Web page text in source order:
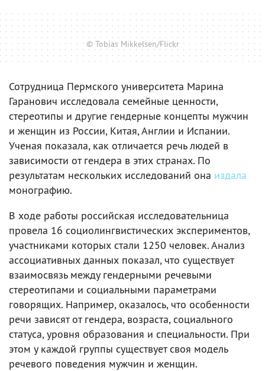
© Tobias Mikkelsen/Flickr
Сотрудница Пермского университета Марина
Гаранович исследовала семейные ценности,
стереотипы и другие гендерные концепты мужчин
и женщин из России, Китая, Англии и Испании.
Ученая показала, как отличается речь людей в
зависимости от гендера в этих странах. По
результатам нескольких исследований она издала
монографию.
В ходе работы российская исследовательница
провела 16 социолингвистических экспериментов,
участниками которых стали 1250 человек. Анализ
ассоциативных данных показал, что существует
взаимосвязь между гендерными речевыми
стереотипами и социальными параметрами
говорящих. Например, оказалось, что особенности
речи зависят от гендера, возраста, социального
статуса, уровня образования и специальности. При
этом у каждой группы существует своя модель
речевого поведения мужчин и женщин.